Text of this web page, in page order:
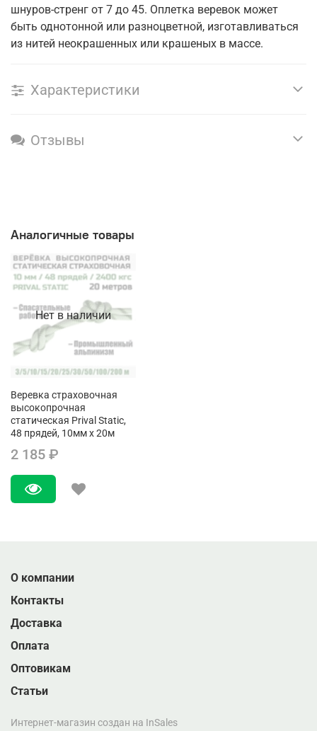
шнуров-стренг от 7 до 45. Оплетка веревок может
быть однотонной или разноцветной, изготавливаться
из нитей неокрашенных или крашеных в массе.
Характеристики
Отзывы
Аналогичные товары
Нет в наличии
Веревка страховочная
высокопрочная
статическая Prival Static,
48 прядей, 10мм х 20м
2 185 ₽
О компании
Контакты
Доставка
Оплата
Оптовикам
Статьи
Интернет-магазин создан на InSales